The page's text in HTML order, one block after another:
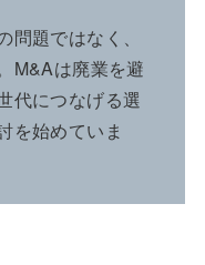
題ではなく、
M&Aは廃業を避
代につなげる選
を始めていま